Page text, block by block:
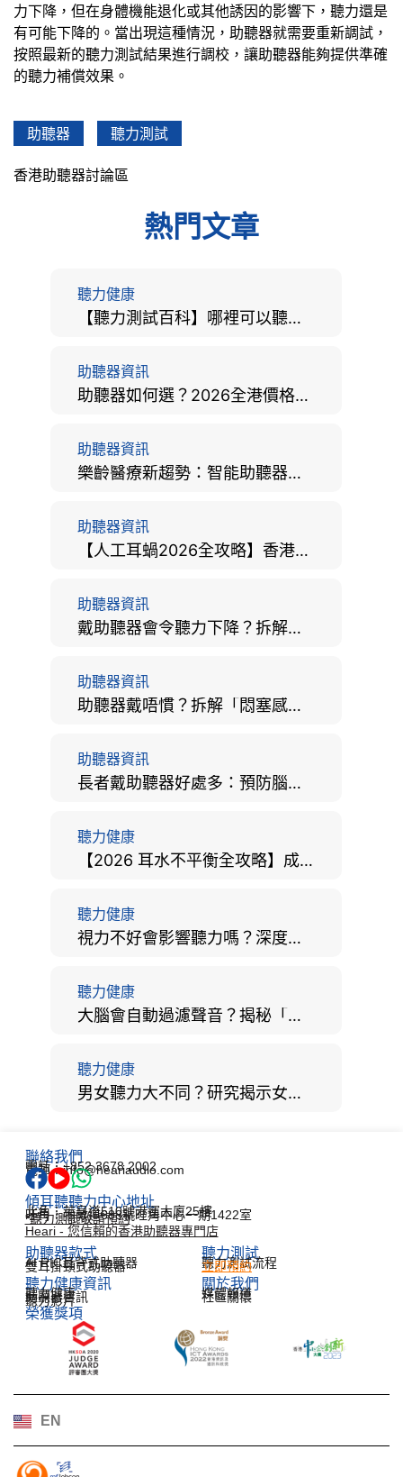
力下降，但在身體機能退化或其他誘因的影響下，聽力還是
有可能下降的。當出現這種情況，助聽器就需要重新調試，
按照最新的聽力測試結果進行調校，讓助聽器能夠提供準確
的聽力補償效果。
助聽器 聽力測試
香港助聽器討論區
熱門文章
聽力健康
【聽力測試百科】哪裡可以聽力檢查？費用、標準、流程、在家聽力檢測與iPhone測試全攻略
助聽器資訊
助聽器如何選？2026全港價格比較、款式分析及老人選購全攻略
助聽器資訊
樂齡醫療新趨勢：智能助聽器結合 AI 眼底相機，如何全方位守護長者健康？
助聽器資訊
【人工耳蝸2026全攻略】香港手術費用、原理與副作用評估！
助聽器資訊
戴助聽器會令聽力下降？拆解越戴越聾迷思與聽覺剝奪真相
助聽器資訊
助聽器戴唔慣？拆解「悶塞感」成因、堵耳效應與 4 週適應期全攻略
助聽器資訊
長者戴助聽器好處多：預防腦退化、9大誤區破解及家屬陪伴全手冊
聽力健康
【2026 耳水不平衡全攻略】成因、病徵、治療及改善方法
聽力健康
視力不好會影響聽力嗎？深度拆解大腦「眼耳並用」的科學秘密
聽力健康
大腦會自動過濾聲音？揭秘「聽覺注意」機制與聽力健康的深層關係
聽力健康
男女聽力大不同？研究揭示女性聽覺更靈敏！為何男性更易聽力損失？
聯絡我們
電話：+852 3678 2002
電郵：info@heariaudio.com
傾耳聽聽力中心地址
北角：英皇道510號港運大廈25樓
旺角：彌敦道688號旺角中心一期1422室
*聽力測試敬請預約
Heari - 您信賴的香港助聽器專門店
助聽器款式
AI RIC耳背式助聽器
雙耳掛頸式助聽器 聽力測試流程
立即預約
聽力健康資訊​
聽力健康
助聽器資訊
聽力影片
關於我們
媒體報道
社區關懷
한국어
Español
Français